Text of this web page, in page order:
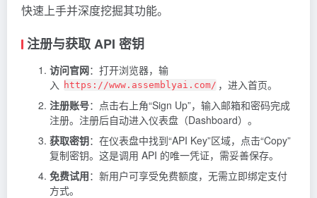
快速上手并深度挖掘其功能。
注册与获取 API 密钥
访问官网：打开浏览器，输
入
https://www.assemblyai.com/ ，进入首页。
注册账号：点击右上角“Sign Up”，输入邮箱和密码完成
注册。注册后自动进入仪表盘（Dashboard）。
获取密钥：在仪表盘中找到“API Key”区域，点击“Copy”
复制密钥。这是调用 API 的唯一凭证，需妥善保存。
免费试用：新用户可享受免费额度，无需立即绑定支付
方式。